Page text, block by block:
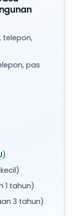
telepon,
pas
)
1 tahun)
3 tahun)